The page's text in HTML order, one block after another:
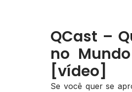
QCast –
no
[vídeo]
Se você quer se